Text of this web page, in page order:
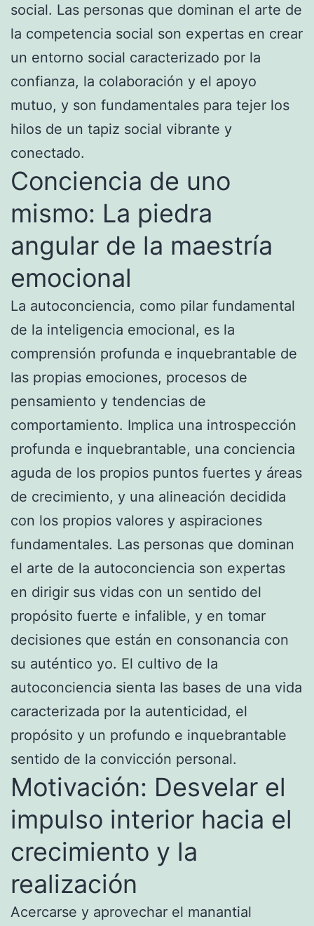
social. Las personas que dominan el arte de
la competencia social son expertas en crear
un entorno social caracterizado por la
confianza, la colaboración y el apoyo
mutuo, y son fundamentales para tejer los
hilos de un tapiz social vibrante y
conectado.
Conciencia de uno
mismo: La piedra
angular de la maestría
emocional
La autoconciencia, como pilar fundamental
de la inteligencia emocional, es la
comprensión profunda e inquebrantable de
las propias emociones, procesos de
pensamiento y tendencias de
comportamiento. Implica una introspección
profunda e inquebrantable, una conciencia
aguda de los propios puntos fuertes y áreas
de crecimiento, y una alineación decidida
con los propios valores y aspiraciones
fundamentales. Las personas que dominan
el arte de la autoconciencia son expertas
en dirigir sus vidas con un sentido del
propósito fuerte e infalible, y en tomar
decisiones que están en consonancia con
su auténtico yo. El cultivo de la
autoconciencia sienta las bases de una vida
caracterizada por la autenticidad, el
propósito y un profundo e inquebrantable
sentido de la convicción personal.
Motivación: Desvelar el
impulso interior hacia el
crecimiento y la
realización
Acercarse y aprovechar el manantial